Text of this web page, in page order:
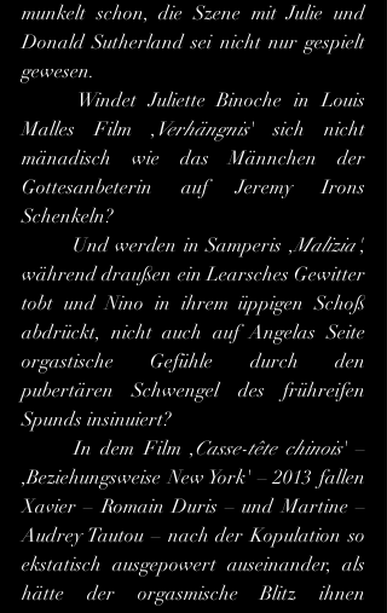
munkelt schon, die Szene mit Julie und
Donald Sutherland sei nicht nur gespielt
gewesen.
Malles Film , Verhängnis' sich nicht
mänadisch wie das Männchen der
Gottesanbeterin auf Jeremy Irons
Schenkeln?
	Und werden in Samperis ,
Malizia',
während draußen ein Learsches Gewitter
tobt und Nino in ihrem üppigen Schoß
abdrückt, nicht auch auf Angelas Seite
orgastische Gefühle durch den
pubertären Schwengel des frühreifen
Spunds insinuiert?
	In dem Film ,
Casse-tête chinois' –
,Beziehungsweise New York' – 2013 fallen
Xavier – Romain Duris – und Martine –
Audrey Tautou – nach der Kopulation so
ekstatisch ausgepowert auseinander, als
hätte der orgasmische Blitz ihnen